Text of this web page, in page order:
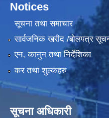
Notices
सूचना तथा समाचार
सार्वजनिक खरीद /बोलपत्र
एन, कानुन तथा निर्देशिका
कर तथा शुल्कहरु
सूचना अधिकारी